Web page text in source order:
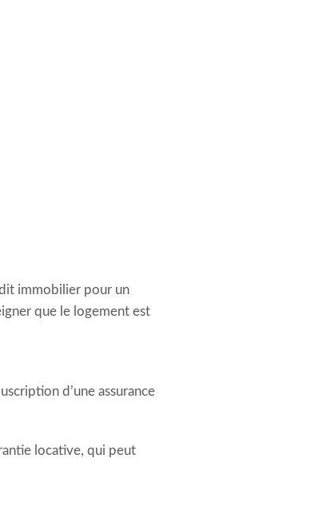
immobilier pour un
que le logement est
d’une assurance
locative, qui peut